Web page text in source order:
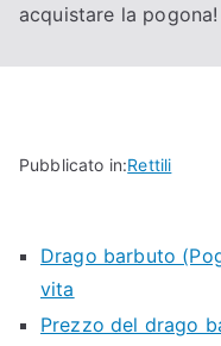
acquistare la pogona!
Pubblicato in:Rettili
Drago barbuto
vita
Prezzo del drago